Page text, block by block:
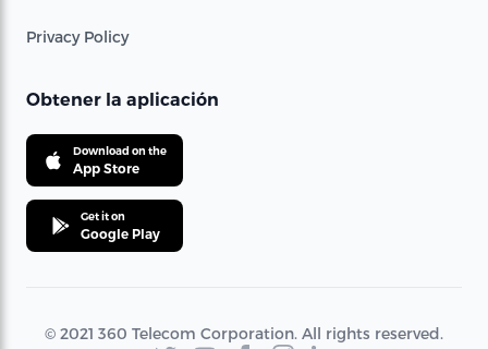
Privacy Policy
Obtener la aplicación
Download on the
App Store
Get it on
Google Play
© 2021 360 Telecom Corporation. All rights reserved.